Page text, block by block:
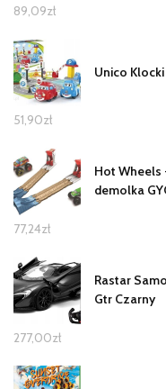
89,09zł
Unico
51,90zł
Hot Wheels
demolka
77,24zł
Rastar
Gtr Czarny
277,00zł